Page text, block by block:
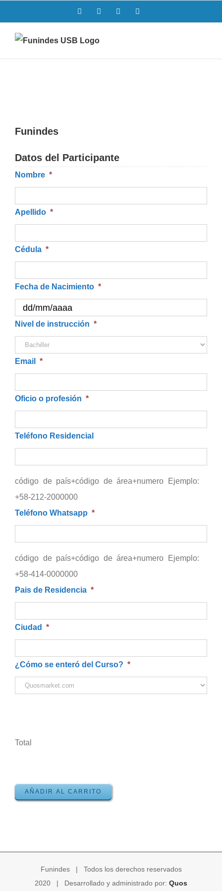
al
contenido
FacebookTwitter Instagram
Funindes
Datos del Participante
Nombre *
Apellido *
Cédula *
Fecha de Nacimiento *
DD
barra
MM
Nivel de instrucción *
Email *
Oficio o profesión *
Teléfono Residencial
código de país+código de área+numero Ejemplo:
+58-212-2000000
Teléfono Whatsapp *
código de país+código de área+numero Ejemplo:
+58-414-0000000
Pais de Residencia *
Ciudad *
¿Cómo se enteró del Curso? *
Total
AÑADIR AL CARRITO
Funindes | Todos los derechos reservados
2020 | Desarrollado y administrado por: Quos